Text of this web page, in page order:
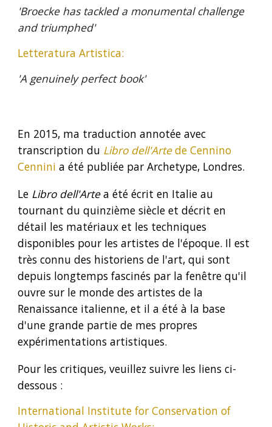
'Broecke has tackled a monumental challenge
and triumphed'
Letteratura Artistica:
'A genuinely perfect book'
En 2015, ma traduction annotée avec
transcription du Libro dell'Artede Cennino
Cennini a été publiée par Archetype, Londres.
Le Libro dell'Artea été écrit en Italie au
tournant du quinzième siècle et décrit en
détail les matériaux et les techniques
disponibles pour les artistes de l'époque. Il est
très connu des historiens de l'art, qui sont
depuis longtemps fascinés par la fenêtre qu'il
ouvre sur le monde des artistes de la
Renaissance italienne, et il a été à la base
d'une grande partie de mes propres
expérimentations artistiques.
Pour les critiques, veuillez suivre les liens ci-
dessous :
International Institute for Conservation of